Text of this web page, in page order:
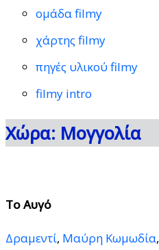
ομάδα filmy
χάρτης filmy
πηγές υλικού filmy
filmy intro
Χώρα: Μογγολία
Το Αυγό
Δραμεντί, Μαύρη Κωμωδία,